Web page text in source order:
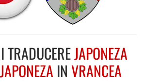
TRADUCEREJAPONEZA
JAPONEZA IN VRANCEA